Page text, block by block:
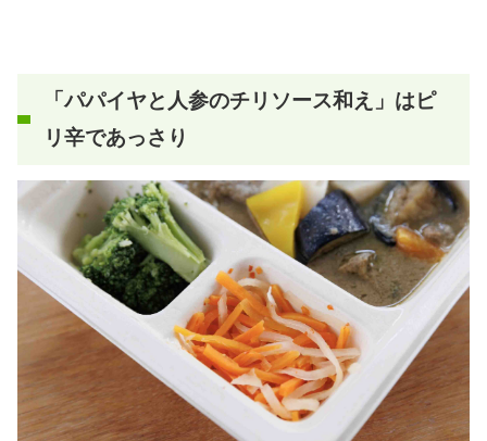
「パパイヤと人参のチリソース和え」はピ
リ辛であっさり